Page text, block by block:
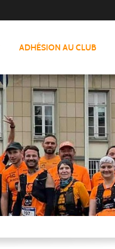
ADHÉSION AU CLUB